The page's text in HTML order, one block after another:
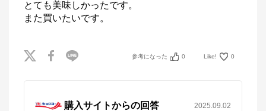
とても美味しかったです。
また買いたいです。
参考になった 0 Like! 0
購入サイトからの回答 2025.09.02